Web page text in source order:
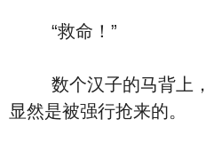
“救命！”
数个汉子的马背上，
显然是被强行抢来的。